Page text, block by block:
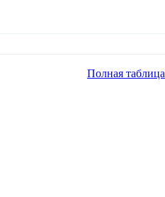
Полная таблица